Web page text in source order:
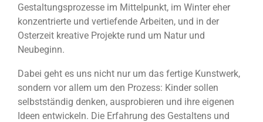
Gestaltungsprozesse im Mittelpunkt, im Winter eher
konzentrierte und vertiefende Arbeiten, und in der
Osterzeit kreative Projekte rund um Natur und
Neubeginn.
Dabei geht es uns nicht nur um das fertige Kunstwerk,
sondern vor allem um den Prozess: Kinder sollen
selbstständig denken, ausprobieren und ihre eigenen
Ideen entwickeln. Die Erfahrung des Gestaltens und